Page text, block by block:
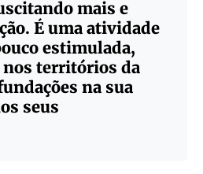
mais e
É uma atividade
estimulada,
nos territórios da
na sua
seus